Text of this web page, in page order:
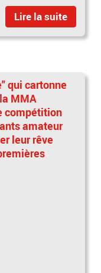
Lire la suite
qui cartonne
MMA
compétition
amateur
leur rêve